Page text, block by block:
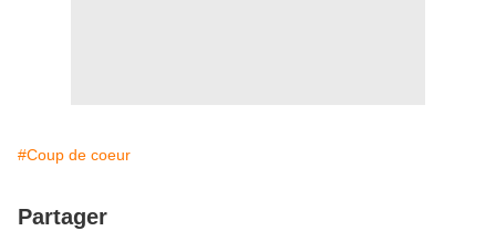
#Coup de coeur
Partager